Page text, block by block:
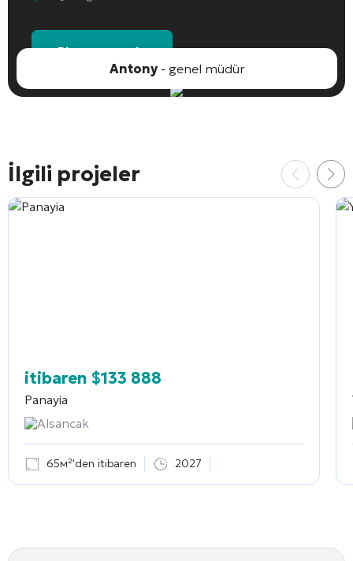
Bir nesne seçin
Antony- genel müdür
İlgili projeler
itibaren $133 888
Panayia
Alsancak
65м²'den itibaren 2027